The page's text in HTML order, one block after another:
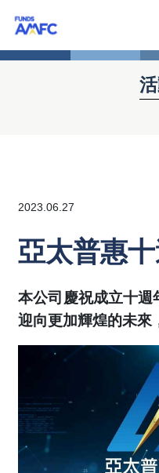
2023.06.27
亞太普惠
本公司慶祝成立十週
迎向更加輝煌的未來